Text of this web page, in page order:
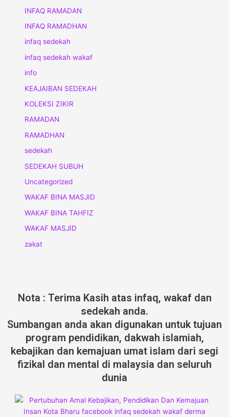
INFAQ RAMADAN
INFAQ RAMADHAN
infaq sedekah
infaq sedekah wakaf
info
KEAJAIBAN SEDEKAH
KOLEKSI ZIKIR
RAMADAN
RAMADHAN
sedekah
SEDEKAH SUBUH
Uncategorized
WAKAF BINA MASJID
WAKAF BINA TAHFIZ
WAKAF MASJID
zakat
Nota : Terima Kasih atas infaq, wakaf dan
sedekah anda.
Sumbangan anda akan digunakan untuk tujuan
program pendidikan, dakwah islamiah,
kebajikan dan kemajuan umat islam dari segi
fizikal dan mental di malaysia dan seluruh
dunia